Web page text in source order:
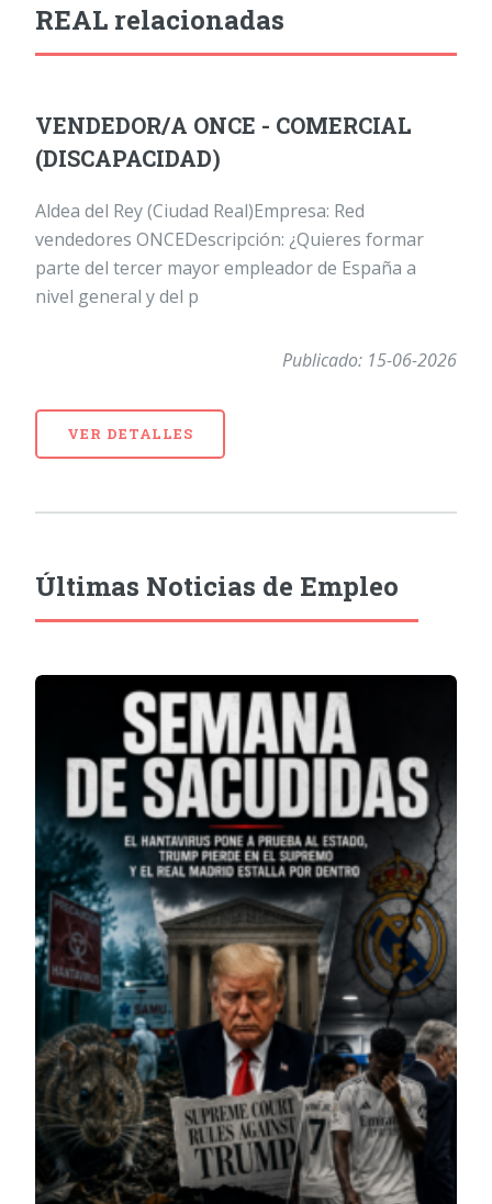
REAL relacionadas
VENDEDOR/A ONCE - COMERCIAL
(DISCAPACIDAD)
Aldea del Rey (Ciudad Real)Empresa: Red
vendedores ONCEDescripción: ¿Quieres formar
parte del tercer mayor empleador de España a
nivel general y del p
Publicado: 15-06-2026
VER DETALLES
Últimas Noticias de Empleo